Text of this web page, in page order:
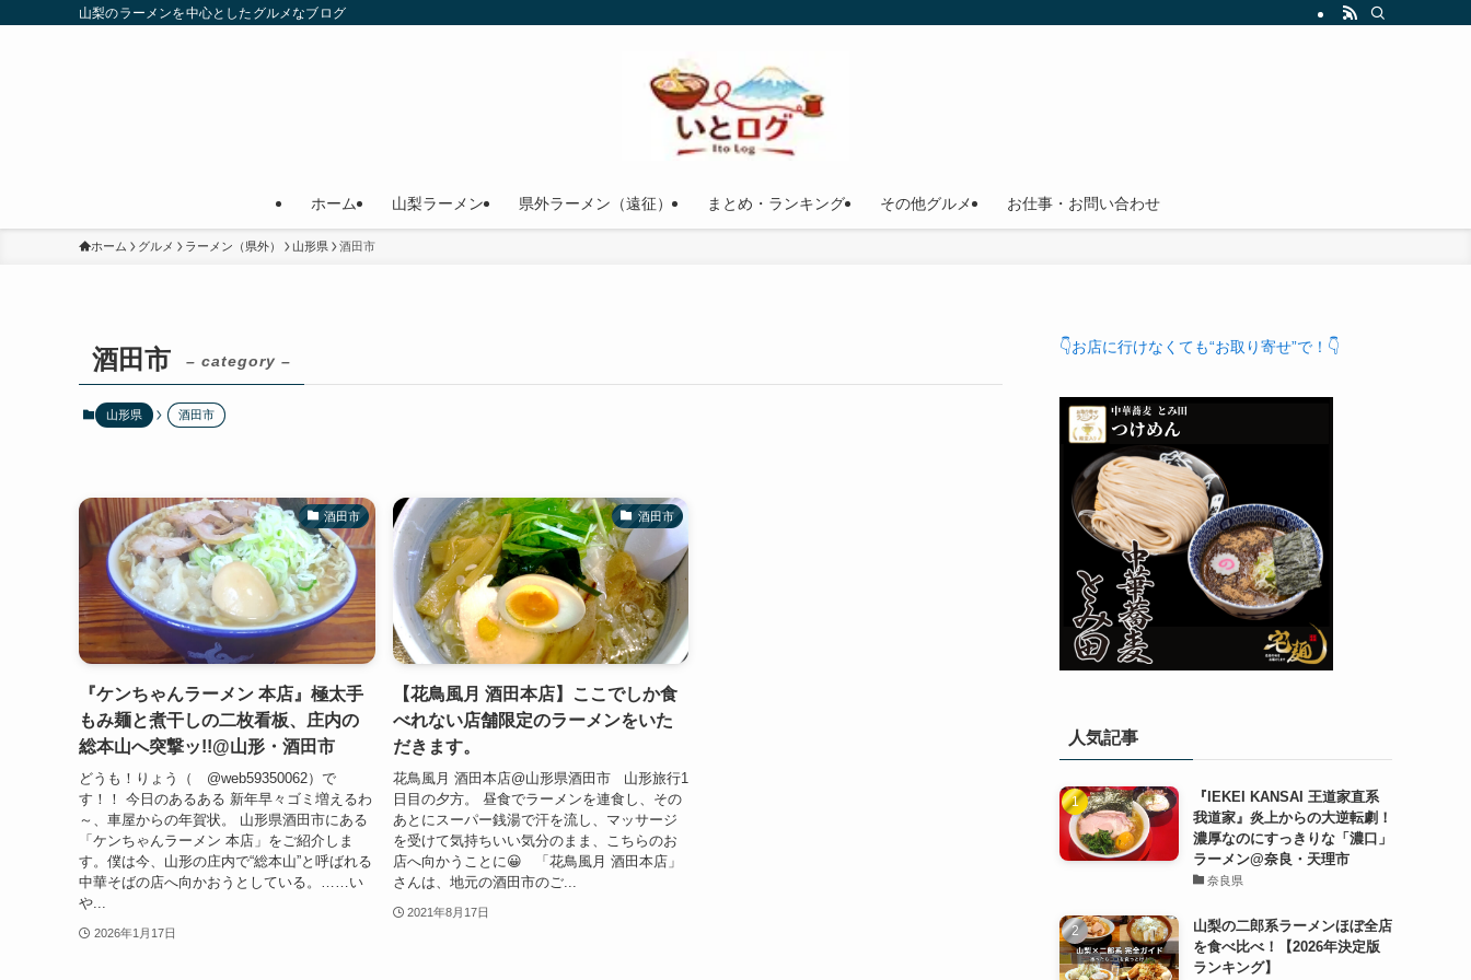
山梨のラーメンを中心としたグルメなブログ
ホーム 山梨ラーメン 県外ラーメン（遠征） まとめ・ランキング その他グルメ お仕事・お問い合わせ
ホーム グルメ ラーメン（県外） 山形県 酒田市
酒田市 – category –
山形県 酒田市
酒田市
『ケンちゃんラーメン 本店』極太手
もみ麺と煮干しの二枚看板、庄内の
総本山へ突撃ッ!!@山形・酒田市
どうも！りょう（ @web59350062）で
す！！ 今日のあるある 新年早々ゴミ増えるわ
～、車屋からの年賀状。 山形県酒田市にある
「ケンちゃんラーメン 本店」をご紹介しま
す。僕は今、山形の庄内で“総本山”と呼ばれる
中華そばの店へ向かおうとしている。……い
や...
2026年1月17日
酒田市
【花鳥風月 酒田本店】ここでしか食
べれない店舗限定のラーメンをいた
だきます。
花鳥風月 酒田本店@山形県酒田市 山形旅行1
日目の夕方。 昼食でラーメンを連食し、その
あとにスーパー銭湯で汗を流し、マッサージ
を受けて気持ちいい気分のまま、こちらのお
店へ向かうことに😀 「花鳥風月 酒田本店」
さんは、地元の酒田市のご...
2021年8月17日
👇お店に行けなくても“お取り寄せ”で！👇
人気記事
『IEKEI KANSAI 王道家直系
我道家』炎上からの大逆転劇！
濃厚なのにすっきりな「濃口」
ラーメン@奈良・天理市
奈良県
山梨の二郎系ラーメンほぼ全店
を食べ比べ！【2026年決定版
ランキング】